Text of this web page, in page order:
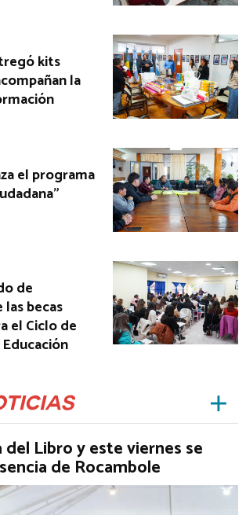
kits
la
el programa
de
becas
el Ciclo de
del Libro y este viernes se
de Rocambole